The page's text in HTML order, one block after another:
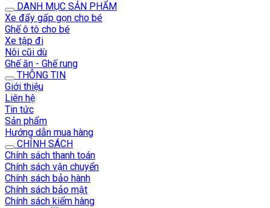
DANH MỤC SẢN PHẨM
Xe đẩy gấp gọn cho bé
Ghế ô tô cho bé
Xe tập đi
Nôi cũi dù
Ghế ăn - Ghế rung
THÔNG TIN
Giới thiệu
Liên hệ
Tin tức
Sản phẩm
Hướng dẫn mua hàng
CHÍNH SÁCH
Chính sách thanh toán
Chính sách vận chuyển
Chính sách bảo hành
Chính sách bảo mật
Chính sách kiểm hàng